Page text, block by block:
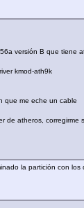
versión B que tiene
kmod-ath9k
que me eche un cable
atheros,
la partición con